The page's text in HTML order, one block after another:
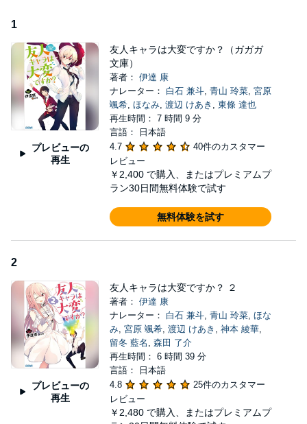
1
プレビューの
再生
友人キャラは大変ですか？（ガガガ
文庫）
著者： 伊達 康
ナレーター： 白石 兼斗, 青山 玲菜, 宮原
颯希, ほなみ, 渡辺 けあき , 東條 達也
再生時間： 7 時間 9 分
言語： 日本語
4.7
40件のカスタマー
レビュー
￥2,400 で購入、またはプレミアムプ
ラン30日間無料体験で試す
無料体験を試す
2
プレビューの
再生
友人キャラは大変ですか？ ２
著者： 伊達 康
ナレーター： 白石 兼斗, 青山 玲菜, ほな
み, 宮原 颯希, 渡辺 けあき , 神本 綾華,
留冬 藍名 , 森田 了介
再生時間： 6 時間 39 分
言語： 日本語
4.8
25件のカスタマー
レビュー
￥2,480 で購入、またはプレミアムプ